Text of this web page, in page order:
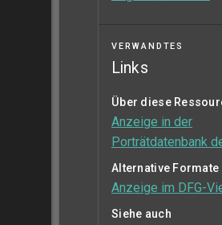
VERWANDTES
Links
Über diese
Anzeige in der
Porträtdatenbank
Alternative Formate
Anzeige im DFG-
Siehe auch